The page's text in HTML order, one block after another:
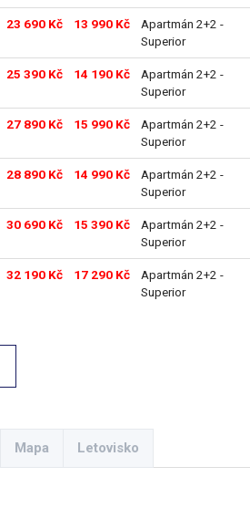
23 690 Kč 13 990 Kč
Apartmán 2+2 -
Superior
25 390 Kč 14 190 Kč
Apartmán 2+2 -
Superior
27 890 Kč 15 990 Kč
Apartmán 2+2 -
Superior
28 890 Kč 14 990 Kč
Apartmán 2+2 -
Superior
30 690 Kč 15 390 Kč
Apartmán 2+2 -
Superior
32 190 Kč 17 290 Kč
Apartmán 2+2 -
Superior
Mapa Letovisko